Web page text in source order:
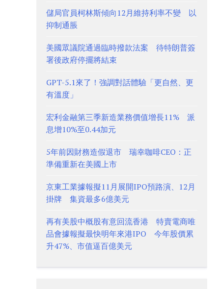
儲局官員柯林斯傾向12月維持利率不變 以
抑制通脹
美國眾議院通過臨時撥款法案 待特朗普簽
署後政府停擺將結束
GPT-5.1來了！強調對話體驗「更自然、更
有溫度」
宏利金融第三季新造業務價值增長11% 派
息增10%至0.44加元
5年前因財務造假退市 瑞幸咖啡CEO：正
準備重新在美國上市
京東工業據報擬11月展開IPO預路演、12月
掛牌 集資最多6億美元
再有美股中概股有意回流香港 特賣電商唯
品會據報擬最快明年來港IPO 今年股價累
升47%、市值逼百億美元